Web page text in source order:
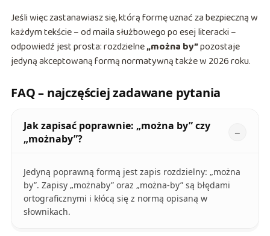
Jeśli więc zastanawiasz się, którą formę uznać za bezpieczną w
każdym tekście – od maila służbowego po esej literacki –
odpowiedź jest prosta: rozdzielne„można by”pozostaje
jedyną akceptowaną formą normatywną także w 2026 roku.
FAQ – najczęściej zadawane pytania
Jak zapisać poprawnie: „można by” czy
„możnaby”?
Jedyną poprawną formą jest zapis rozdzielny: „można
by”. Zapisy „możnaby” oraz „można-by” są błędami
ortograficznymi i kłócą się z normą opisaną w
słownikach.